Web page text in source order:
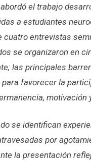
el trabajo
a estudiantes
cuatro entrevistas
se organizaron en
las principales
favorecer la
motivación
se identifican
por
la presentación